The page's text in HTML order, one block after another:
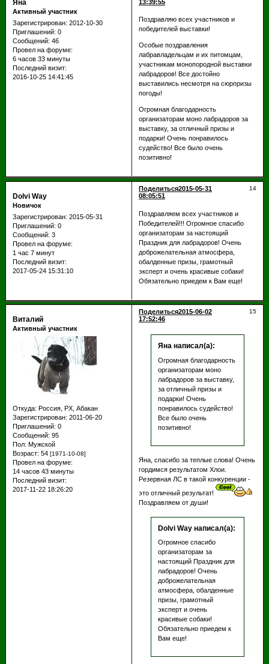
13:39:55
Яна
Активный участник
Зарегистрирован: 2012-10-30
Приглашений: 0
Сообщений: 46
Провел на форуме:
6 часов 33 минуты
Последний визит:
2016-10-25 14:41:45
Поздравляю всех участников и
победителей выставки!
Особые поздравления
лабравладельцам и их питомцам,
участникам монопородной выставки
лабрадоров! Все достойно
выставились несмотря на сюрпризы
погоды!
Огромная благодарность
организаторам моно лабрадоров за
выставку, за отличный призы и
подарки! Очень понравилось
судейство! Все было очень
позитивно!
Поделиться 14
2015-05-31
08:05:51
Dolvi Way
Новичок
Зарегистрирован: 2015-05-31
Приглашений: 0
Сообщений: 3
Провел на форуме:
1 час 7 минут
Последний визит:
2017-05-24 15:31:10
Поздравляем всех участников и
Победителей!!! Огромное спасибо
организаторам за настоящий
Праздник для лабрадоров! Очень
доброжелательная атмосфера,
обалденные призы, грамотный
эксперт и очень красивые собаки!
Обязательно приедем к Вам еще!
Поделиться 15
2015-06-02
17:52:46
Виталий
Активный участник
Откуда: Россия, РХ, Абакан
Зарегистрирован: 2011-06-20
Приглашений: 0
Сообщений: 95
Пол: Мужской
Возраст: 54 [1971-10-08]
Провел на форуме:
14 часов 43 минуты
Последний визит:
2017-11-22 18:26:20
Яна написал(а):
Огромная благодарность
организаторам моно
лабрадоров за выставку,
за отличный призы и
подарки! Очень
понравилось судейство!
Все было очень
позитивно!
Яна, спасибо за теплые слова! Очень
гордимся результатом Хлои.
Резервная ЛС в такой конкуренции -
это отличный результат!
Поздравляем от души!
Dolvi Way написал(а):
Огромное спасибо
организаторам за
настоящий Праздник для
лабрадоров! Очень
доброжелательная
атмосфера, обалденные
призы, грамотный
эксперт и очень
красивые собаки!
Обязательно приедем к
Вам еще!